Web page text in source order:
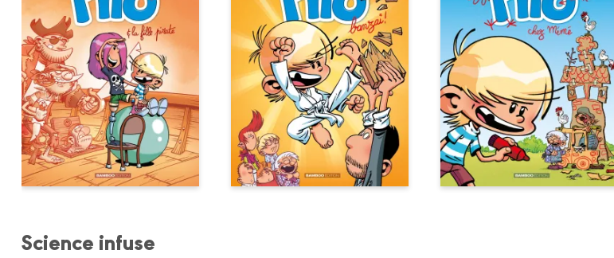
Science infuse